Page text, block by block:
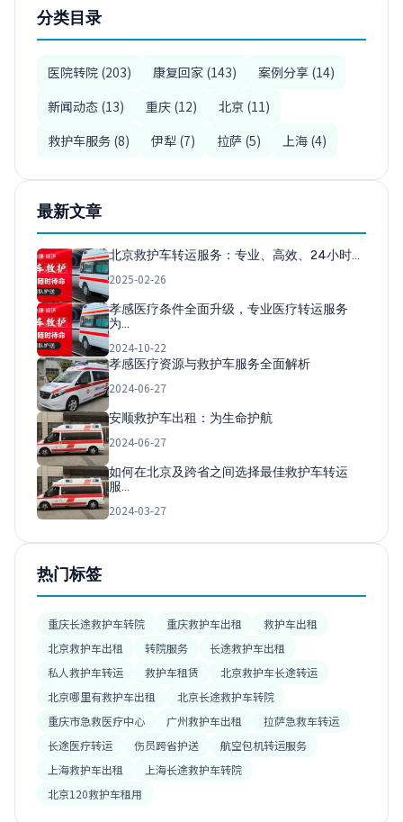
分类目录
医院转院 (203) 康复回家 (143)
案例分享 (14)
新闻动态 (13)
重庆 (12)
北京 (11)
救护车服务 (8)
伊犁 (7) 拉萨 (5) 上海 (4)
最新文章
北京救护车转运服务：专业、高效、24小时…
2025-02-26
孝感医疗条件全面升级，专业医疗转运服务
为…
2024-10-22
孝感医疗资源与救护车服务全面解析
2024-06-27
安顺救护车出租：为生命护航
2024-06-27
如何在北京及跨省之间选择最佳救护车转运
服…
2024-03-27
热门标签
重庆长途救护车转院 重庆救护车出租
救护车出租
北京救护车出租
转院服务
长途救护车出租
私人救护车转运
救护车租赁
北京救护车长途转运
北京哪里有救护车出租
北京长途救护车转院
重庆市急救医疗中心
广州救护车出租
拉萨急救车转运
长途医疗转运
伤员跨省护送
航空包机转运服务
上海救护车出租
上海长途救护车转院
北京120救护车租用